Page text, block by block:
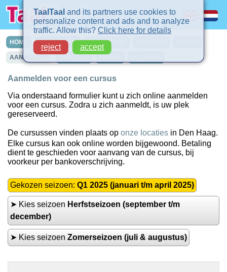
HOME CURSUSSEN IN-COMPANY
AANMELDEN
Aanmelden voor een cursus
Via onderstaand formulier kunt u zich online aanmelden
voor een cursus. Zodra u zich aanmeldt, is uw plek
gereserveerd.
De cursussen vinden plaats op onze locaties in Den Haag.
Elke cursus kan ook online worden bijgewoond. Betaling
dient te geschieden voor aanvang van de cursus, bij
voorkeur per bankoverschrijving.
Gekozen seizoen: Q1 2025 (januari t/m april 2025)
➤ Kies seizoen Herfstseizoen (september t/m
december)
➤ Kies seizoen Zomerseizoen (juli & augustus)
TaalTaal and its partners use cookies to
personalize content and ads and to analyze
traffic. Allow this? Click here for details
reject
accept